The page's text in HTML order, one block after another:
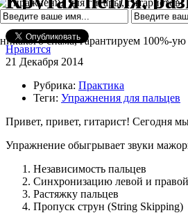
Нравится
21 Декабря 2014
Рубрика: Практика
Теги: Упражнения для пальцев
Привет, привет, гитарист! Сегодня
Упражнение обыгрывает звуки
Независимость пальцев
Синхронизацию левой и
Растяжку пальцев
Пропуск струн (String Skipping)
никакого спама, гарантируем 100%-